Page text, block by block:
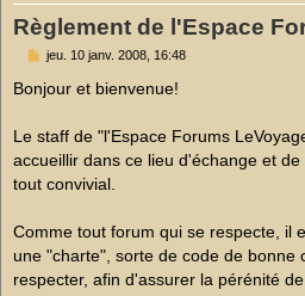
Règlement de l'Espace
M
s
s
g
e
n
n
jeu. 10 janv. 2008, 16:48
Bonjour et bienvenue!
Le staff de "l'Espace Forums
accueillir dans ce lieu d'échange et
tout convivial.
Comme tout forum qui se respecte, il
une "charte", sorte de code de bonne
respecter, afin d'assurer la pérénité